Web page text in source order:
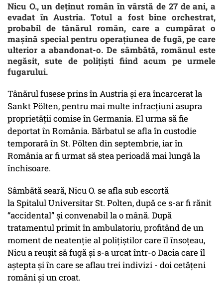
Nicu O., un deținut român în vârstă de 27 de ani, a
evadat în Austria. Totul a fost bine orchestrat,
probabil de tânărul român, care a cumpărat o
mașină special pentru operațiunea de fugă, pe care
ulterior a abandonat-o. De sâmbătă, românul este
negăsit, sute de polițiști fiind acum pe urmele
fugarului.
Tânărul fusese prins în Austria și era încarcerat la
Sankt Pölten, pentru mai multe infracțiuni asupra
proprietății comise în Germania. El urma să fie
deportat în România. Bărbatul se afla în custodie
temporară în St. Pölten din septembrie, iar în
România ar fi urmat să stea perioadă mai lungă la
închisoare.
Sâmbătă seară, Nicu O. se afla sub escortă
la Spitalul Universitar St. Polten, după ce s-ar fi rănit
“accidental” și convenabil la o mână. După
tratamentul primit în ambulatoriu, profitând de un
moment de neatenție al polițiștilor care îl însoțeau,
Nicu a reușit să fugă și s-a urcat într-o Dacia care îl
aștepta și în care se aflau trei indivizi - doi cetățeni
români și un croat.